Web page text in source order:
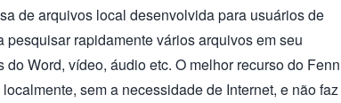
de arquivos local desenvolvida para usuários de
rapidamente vários arquivos em seu
Word, vídeo, áudio etc. O melhor recurso do Fenn
sem a necessidade de Internet, e não faz